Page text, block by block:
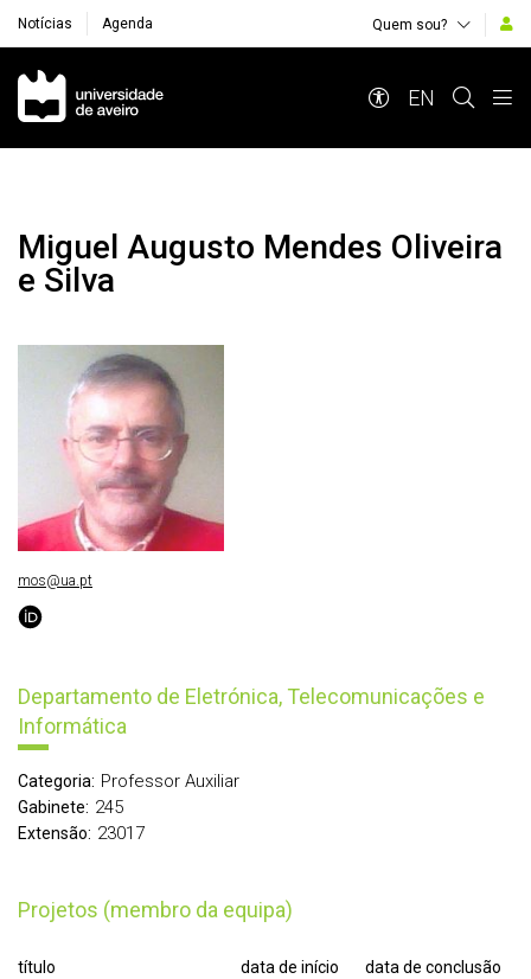
Notícias Agenda Quem sou?
Navegação Principal
EN
Miguel Augusto Mendes Oliveira
e Silva
Departamento de Eletrónica, Telecomunicações e
Informática
Categoria: Professor Auxiliar
Gabinete: 245
Extensão: 23017
Projetos (membro da equipa)
título data de início data de conclusão
mos@ua.pt